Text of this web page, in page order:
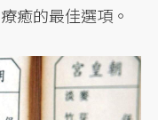
癒的最佳選項。